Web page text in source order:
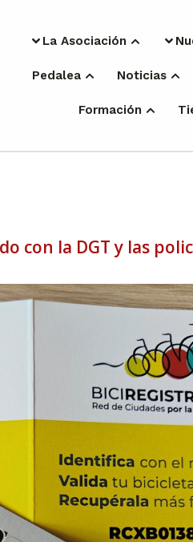
La Asociación
Pedalea Noticias
Formación
con la DGT y las